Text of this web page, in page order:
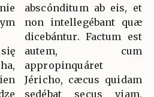
abscónditum ab eis, et
non intellegébant quæ
dicebántur. Factum est
autem, cum
appropinquáret
Jéricho, cæcus quidam
sedébat secus viam,